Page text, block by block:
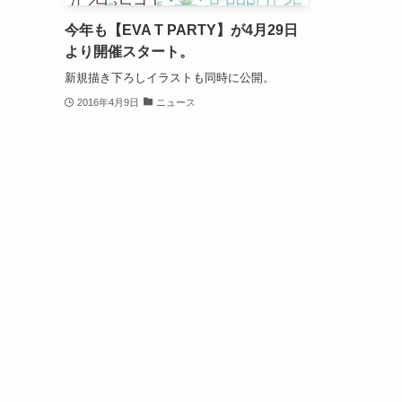
今年も【EVA T PARTY】が4月29日
より開催スタート。
新規描き下ろしイラストも同時に公開。
2016年4月9日 ニュース